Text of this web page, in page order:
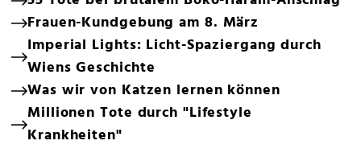
Frauen-Kundgebung am 8. März
Imperial Lights: Licht-Spaziergang durch
Wiens Geschichte
Was wir von Katzen lernen können
Millionen Tote durch "Lifestyle
Krankheiten"